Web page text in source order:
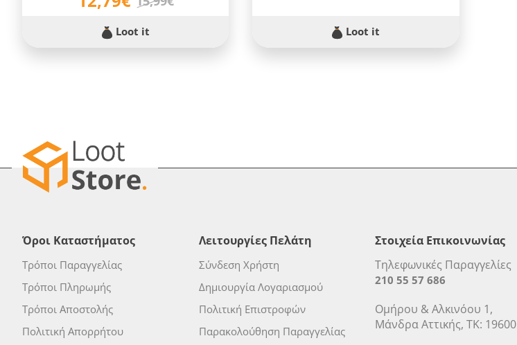
Loot it Loot it
Όροι Καταστήματος
Τρόποι Παραγγελίας
Τρόποι Πληρωμής
Τρόποι Αποστολής
Πολιτική Απορρήτου
Λειτουργίες Πελάτη
Σύνδεση Χρήστη
Δημιουργία Λογαριασμού
Πολιτική Επιστροφών
Παρακολούθηση Παραγγελίας
Στοιχεία Επικοινωνίας
Τηλεφωνικές Παραγγελίες
210 55 57 686
Ομήρου & Αλκινόου 1,
Μάνδρα Αττικής, ΤΚ: 19600